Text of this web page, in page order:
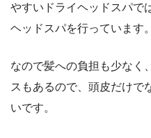
やすいドライヘッドスパで
ヘッドスパを行っています。
なので髪への負担も少なく
スもあるので、頭皮だけで
いです。